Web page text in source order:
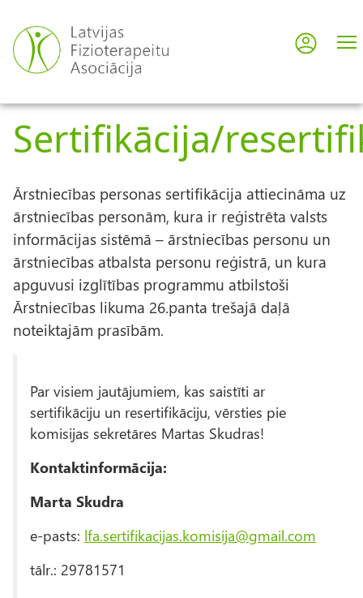
uz
galveno
saturu
User
Sertifikācija/
Ārstniecības personas sertifikācija attiecināma uz
ārstniecības personām, kura ir reģistrēta valsts
informācijas sistēmā – ārstniecības personu un
ārstniecības atbalsta personu reģistrā, un kura
apguvusi izglītības programmu atbilstoši
Ārstniecības likuma 26.panta trešajā daļā
noteiktajām prasībām.
Par visiem jautājumiem, kas saistīti ar
sertifikāciju un resertifikāciju, vērsties pie
komisijas sekretāres Martas Skudras!
Kontaktinformācija:
Marta Skudra
e-pasts: lfa.sertifikacijas.komisija@gmail.com
tālr.: 29781571